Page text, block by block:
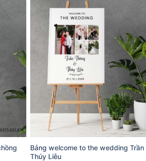
Bảng welcome to the wedding Trần
Thúy Liễu